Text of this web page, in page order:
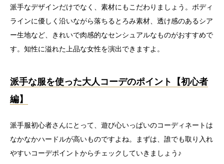
派手なデザインだけでなく、素材にもこだわりましょう。ボディ
ラインに優しく沿いながら落ちるとろみ素材、透け感のあるシア
ー生地など、きれいで肉感的なセンシュアルなものがおすすめで
す。知性に溢れた上品な女性を演出できますよ。
派手な服を使った大人コーデのポイント【初心者
編】
派手服初心者さんにとって、遊び心いっぱいのコーディネートは
なかなかハードルが高いものですよね。まずは、誰でも取り入れ
やすいコーデポイントからチェックしていきましょう♪